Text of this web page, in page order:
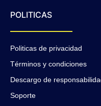
POLITICAS
Politicas de privacidad
Términos y condiciones
Descargo de
Soporte